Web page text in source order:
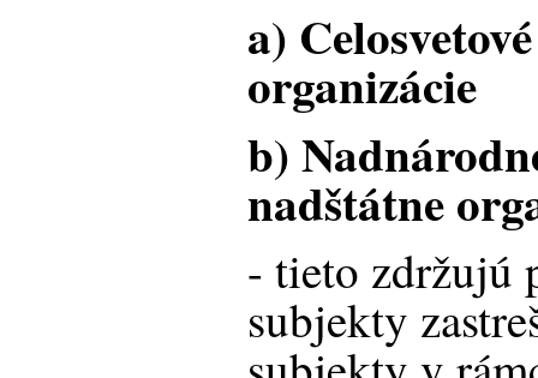
a)
organizácie
b)
nadštátne
- tieto zdržujú
subjekty